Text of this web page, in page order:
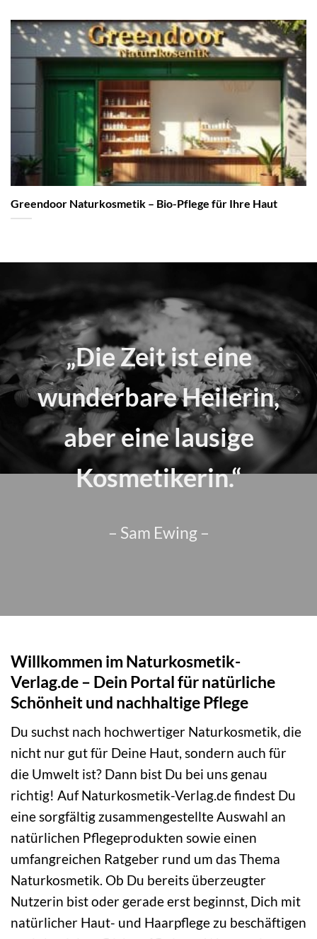
Greendoor Naturkosmetik – Bio-Pflege für Ihre Haut
„Die Zeit ist eine
wunderbare Heilerin,
aber eine lausige
Kosmetikerin.“
– Sam Ewing –
Willkommen im Naturkosmetik-
Verlag.de – Dein Portal für natürliche
Schönheit und nachhaltige Pflege
Du suchst nach hochwertiger Naturkosmetik, die
nicht nur gut für Deine Haut, sondern auch für
die Umwelt ist? Dann bist Du bei uns genau
richtig! Auf Naturkosmetik-Verlag.de findest Du
eine sorgfältig zusammengestellte Auswahl an
natürlichen Pflegeprodukten sowie einen
umfangreichen Ratgeber rund um das Thema
Naturkosmetik. Ob Du bereits überzeugter
Nutzerin bist oder gerade erst beginnst, Dich mit
natürlicher Haut- und Haarpflege zu beschäftigen